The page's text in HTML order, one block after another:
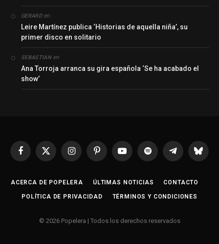
GERARDen
Leire Martínez publica ‘Historias de aquella niña’, su
primer disco en solitario
SEBASTIANen
Ana Torroja arranca su gira española ‘Se ha acabado el
show’
Facebook
X
InstagramPinterestYouTubeSpotify Telegrama
ACERCA DE POPELERA ÚLTIMAS NOTICIAS CONTACTO
POLÍTICA DE PRIVACIDAD TÉRMINOS Y CONDICIONES
© 2026 Popelera | Todos los derechos reservados